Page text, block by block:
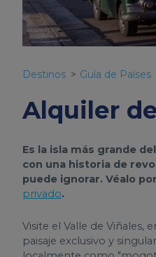
Destinos Guía de Países
Alquiler
Es la isla más grande
con una historia de
puede ignorar. Véalo
privado.
Visite el Valle de Viñales,
paisaje exclusivo y